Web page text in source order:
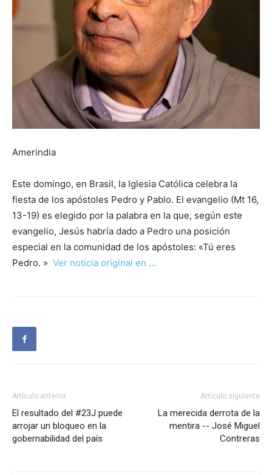
Amerindia
Este domingo, en Brasil, la Iglesia Católica celebra la
fiesta de los apóstoles Pedro y Pablo. El evangelio (Mt 16,
13-19) es elegido por la palabra en la que, según este
evangelio, Jesús habría dado a Pedro una posición
especial en la comunidad de los apóstoles: «Tú eres
Pedro. » Ver noticia original en …
Artículo anterior
El resultado del #23J puede
arrojar un bloqueo en la
gobernabilidad del país
Artículo siguiente
La merecida derrota de la
mentira -- José Miguel
Contreras